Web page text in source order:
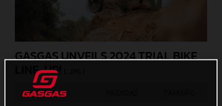
GASGAS UNVEILS 2024 TRIAL BIKE
LINE-UP!